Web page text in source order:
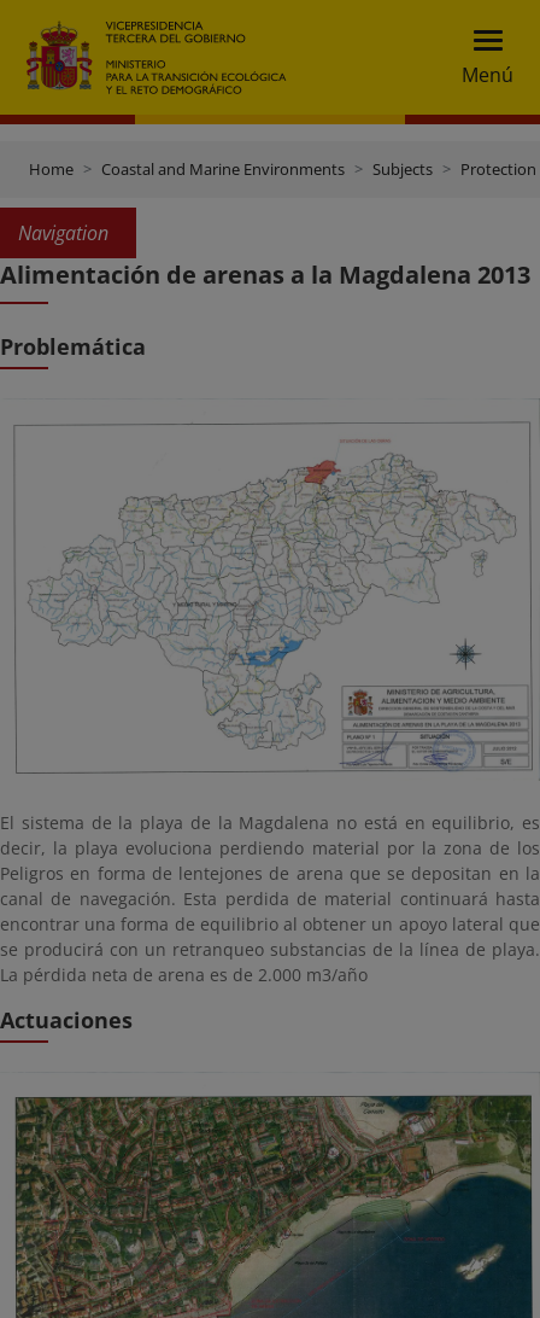
Menú
Home Coastal and Marine Environments Subjects
Navigation
Alimentación de arenas a la Magdalena 2013
Problemática
El sistema de la playa de la Magdalena no está en equilibrio, es
decir, la playa evoluciona perdiendo material por la zona de los
Peligros en forma de lentejones de arena que se depositan en la
canal de navegación. Esta perdida de material continuará hasta
encontrar una forma de equilibrio al obtener un apoyo lateral que
se producirá con un retranqueo substancias de la línea de playa.
La pérdida neta de arena es de 2.000 m3/año
Actuaciones